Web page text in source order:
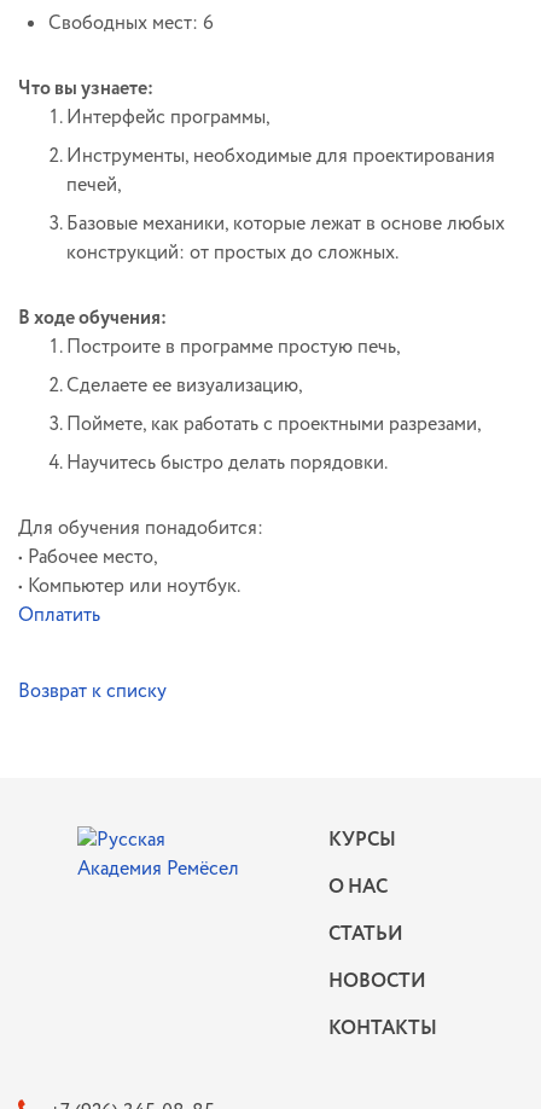
Свободных мест: 6
Что вы узнаете:
Интерфейс программы,
Инструменты, необходимые для проектирования
печей,
Базовые механики, которые лежат в основе любых
конструкций: от простых до сложных.
В ходе обучения:
Построите в программе простую печь,
Сделаете ее визуализацию,
Поймете, как работать с проектными разрезами,
Научитесь быстро делать порядовки.
Для обучения понадобится:
• Рабочее место,
• Компьютер или ноутбук.
Оплатить
Возврат к списку
КУРСЫ
О НАС
СТАТЬИ
НОВОСТИ
КОНТАКТЫ